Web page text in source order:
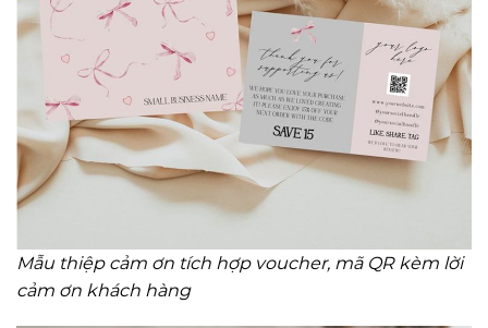
Mẫu thiệp cảm ơn tích hợp voucher, mã QR kèm lời
cảm ơn khách hàng